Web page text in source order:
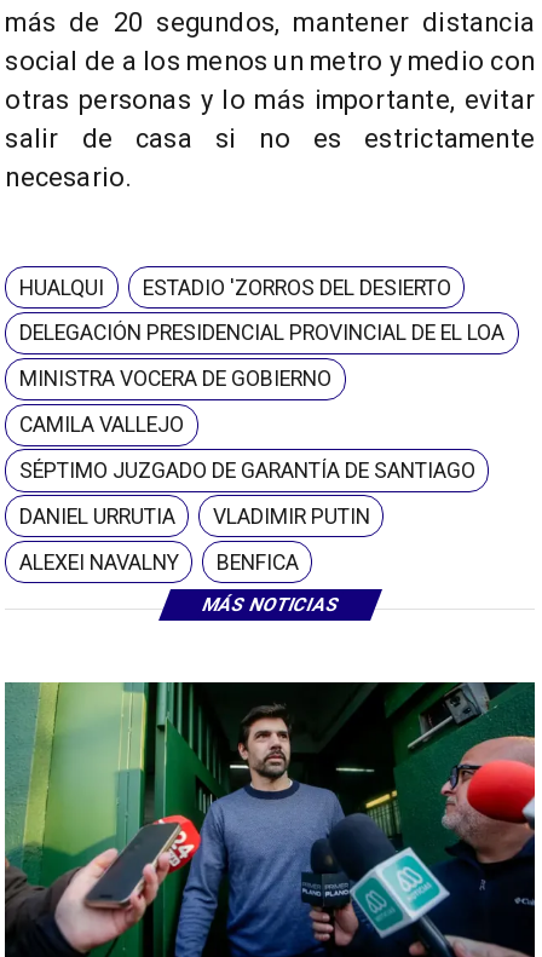
MÁS NOTICIAS
más de 20 segundos, mantener distancia
social de a los menos un metro y medio con
otras personas y lo más importante, evitar
salir de casa si no es estrictamente
necesario.
HUALQUI
ESTADIO 'ZORROS DEL DESIERTO
DELEGACIÓN PRESIDENCIAL PROVINCIAL DE EL LOA
MINISTRA VOCERA DE GOBIERNO
CAMILA VALLEJO
SÉPTIMO JUZGADO DE GARANTÍA DE SANTIAGO
DANIEL URRUTIA
VLADIMIR PUTIN
ALEXEI NAVALNY
BENFICA